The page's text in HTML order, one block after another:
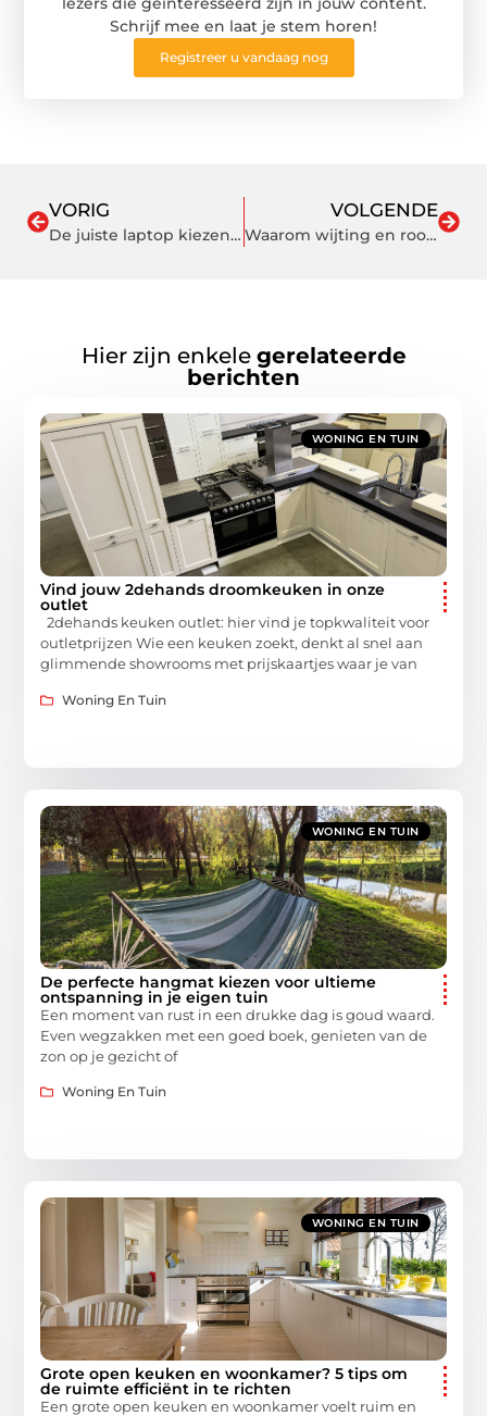
Schrijf mee en laat je stem horen!
Registreer u vandaag nog
VORIG
De juiste laptop kiezen voor schoolgebruik
VOLGENDE
Waarom wijting en roodbaars filet steeds vaker op ons bord liggen
Hier zijn enkele gerelateerde
berichten
WONING EN TUIN
Vind jouw 2dehands droomkeuken in onze
outlet
2dehands keuken outlet: hier vind je topkwaliteit voor
outletprijzen Wie een keuken zoekt, denkt al snel aan
glimmende showrooms met prijskaartjes waar je van
Woning En Tuin
WONING EN TUIN
De perfecte hangmat kiezen voor ultieme
ontspanning in je eigen tuin
Een moment van rust in een drukke dag is goud waard.
Even wegzakken met een goed boek, genieten van de
zon op je gezicht of
Woning En Tuin
WONING EN TUIN
Grote open keuken en woonkamer? 5 tips om
de ruimte efficiënt in te richten
Een grote open keuken en woonkamer voelt ruim en